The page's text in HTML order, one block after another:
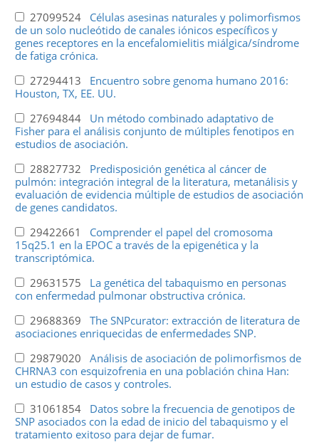
27099524 Células asesinas naturales y polimorfismos
de un solo nucleótido de canales iónicos específicos y
genes receptores en la encefalomielitis miálgica/síndrome
de fatiga crónica.
27294413 Encuentro sobre genoma humano 2016:
Houston, TX, EE. UU.
27694844 Un método combinado adaptativo de
Fisher para el análisis conjunto de múltiples fenotipos en
estudios de asociación.
28827732 Predisposición genética al cáncer de
pulmón: integración integral de la literatura, metanálisis y
evaluación de evidencia múltiple de estudios de asociación
de genes candidatos.
29422661 Comprender el papel del cromosoma
15q25.1 en la EPOC a través de la epigenética y la
transcriptómica.
29631575 La genética del tabaquismo en personas
con enfermedad pulmonar obstructiva crónica.
29688369 The SNPcurator: extracción de literatura de
asociaciones enriquecidas de enfermedades SNP.
29879020 Análisis de asociación de polimorfismos de
CHRNA3 con esquizofrenia en una población china Han:
un estudio de casos y controles.
31061854 Datos sobre la frecuencia de genotipos de
SNP asociados con la edad de inicio del tabaquismo y el
tratamiento exitoso para dejar de fumar.